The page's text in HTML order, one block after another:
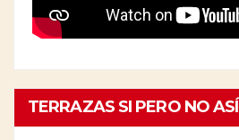
TERRAZAS SI PERO NO ASÍ